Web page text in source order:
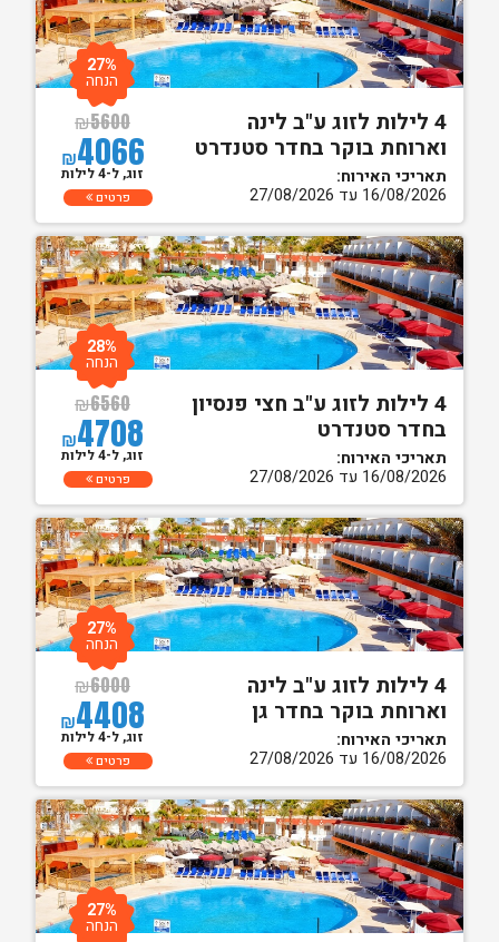
4 לילות לזוג ע"ב לינה
וארוחת בוקר בחדר סטנדרט
תאריכי האירוח:
16/08/2026 עד 27/08/2026
₪5600
₪4066
27%
הנחה
זוג, ל-4 לילות
פרטים
4 לילות לזוג ע"ב חצי פנסיון
בחדר סטנדרט
תאריכי האירוח:
16/08/2026 עד 27/08/2026
₪6560
₪4708
28%
הנחה
זוג, ל-4 לילות
פרטים
4 לילות לזוג ע"ב לינה
וארוחת בוקר בחדר גן
תאריכי האירוח:
16/08/2026 עד 27/08/2026
₪6000
₪4408
27%
הנחה
זוג, ל-4 לילות
פרטים
27%
הנחה